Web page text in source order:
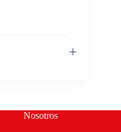
Nosotros